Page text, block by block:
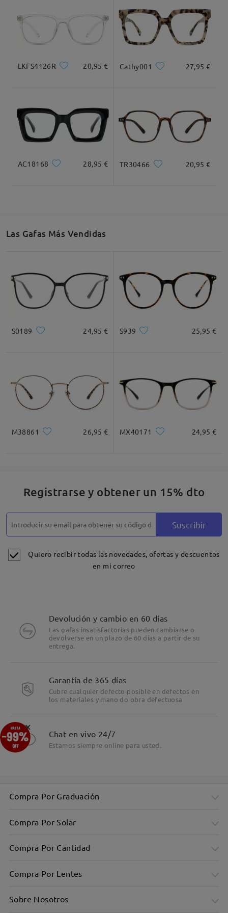
comentarios
Deje su comentario
LKFS4126R 20,95 € Cathy001 27,95 €
AC18168 28,95 € TR30466 20,95 €
Las Gafas Más Vendidas
S0189 24,95 € S939 25,95 €
M38861 26,95 € MX40171 24,95 €
Registrarse y obtener un 15% dto
Suscribir
Quiero recibir todas las novedades, ofertas y descuentos
en mi correo
Devolución y cambio en 60 días
Las gafas insatisfactorias pueden cambiarse o
devolverse en un plazo de 60 días a partir de su
entrega.
Garantía de 365 días
Cubre cualquier defecto posible en defectos en
los materiales y mano do obra defectuosa
Chat en vivo 24/7
Estamos siempre online para usted.
Compra Por Graduación
Compra Por Solar
Compra Por Cantidad
Compra Por Lentes
Sobre Nosotros
×